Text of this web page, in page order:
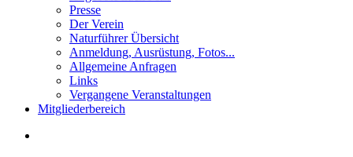
Presse
Der Verein
Naturführer Übersicht
Anmeldung, Ausrüstung, Fotos...
Allgemeine Anfragen
Links
Vergangene Veranstaltungen
Mitgliederbereich